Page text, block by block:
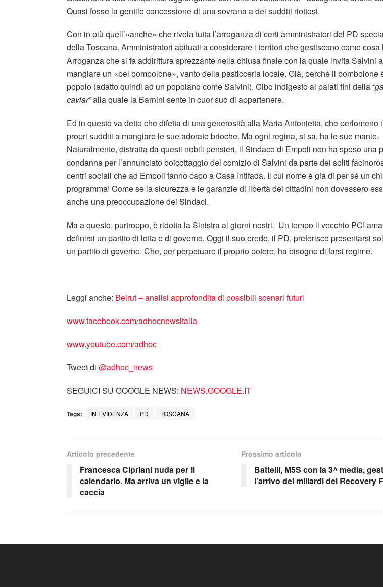
Quasi fosse la gentile concessione di una sovrana a dei sudditi riottosi.
Con in più quell’«anche» che rivela tutta l’arroganza di certi amministratori del PD
della Toscana. Amministratori abituati a considerare i territori che gestiscono come cosa
Arroganza che si fa addirittura sprezzante nella chiusa finale con la quale invita Salvini a
mangiare un «bel bombolone», vanto della pasticceria locale. Già, perché il bombolone
popolo (adatto quindi ad un popolano come Salvini). Cibo indigesto ai palati fini della
caviar”alla quale la Barnini sente in cuor suo di appartenere.
Ed in questo va detto che difetta di una generosità alla Maria Antonietta, che perlomeno
propri sudditi a mangiare le sue adorate brioche. Ma ogni regina, si sa, ha le sue manie.
Naturalmente, distratta da questi nobili pensieri, il Sindaco di Empoli non ha speso una
condanna per l’annunciato boicottaggio del comizio di Salvini da parte dei soliti
centri sociali che ad Empoli fanno capo a Casa Intifada. Il cui nome è già di per sé un
programma! Come se la sicurezza e le garanzie di libertà dei cittadini non dovessero
anche una preoccupazione dei Sindaci.
Ma a questo, purtroppo, è ridotta la Sinistra ai giorni nostri. Un tempo il vecchio PCI
definirsi un partito di lotta e di governo. Oggi il suo erede, il PD, preferisce presentarsi
un partito di governo. Che, per perpetuare il proprio potere, ha bisogno di farsi regime.
Leggi anche: Beirut – analisi approfondita di possibili scenari futuri
www.facebook.com/adhocnewsitalia
www.youtube.com/adhoc
Tweet di ‎@adhoc_news
SEGUICI SU GOOGLE NEWS: NEWS.GOOGLE.IT
Tags: IN EVIDENZA PD TOSCANA
Articolo precedente
Francesca Cipriani nuda per il
calendario. Ma arriva un vigile e la
caccia
Prossimo articolo
Battelli, M5S con la 3^ media,
l’arrivo dei miliardi del Recovery